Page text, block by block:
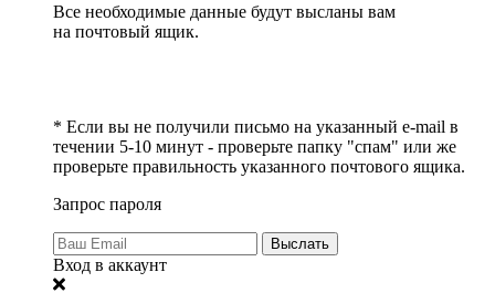
Все необходимые данные будут высланы вам
на почтовый ящик.
* Если вы не получили письмо на указанный e-mail в
течении 5-10 минут - проверьте папку "спам" или же
проверьте правильность указанного почтового ящика.
Запрос пароля
Выслать
Вход в аккаунт